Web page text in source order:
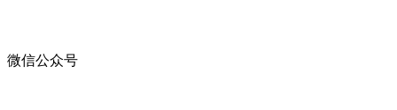
微信公众号